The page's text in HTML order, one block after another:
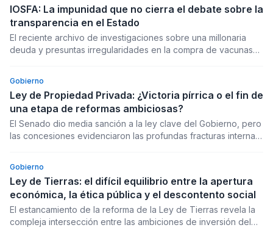
IOSFA: La impunidad que no cierra el debate sobre la
transparencia en el Estado
El reciente archivo de investigaciones sobre una millonaria
deuda y presuntas irregularidades en la compra de vacunas
atribución de responsabilidades, pone en jaque la credibilidad
de los mecanismos de auditoría y la voluntad política para
combatir la opacidad en la administración pública.
Gobierno
Ley de Propiedad Privada: ¿Victoria pírrica o el fin de
una etapa de reformas ambiciosas?
El Senado dio media sanción a la ley clave del Gobierno, pero
las concesiones evidenciaron las profundas fracturas internas
gubernamental.
Gobierno
Ley de Tierras: el difícil equilibrio entre la apertura
económica, la ética pública y el descontento social
El estancamiento de la reforma de la Ley de Tierras revela la
compleja intersección entre las ambiciones de inversión del